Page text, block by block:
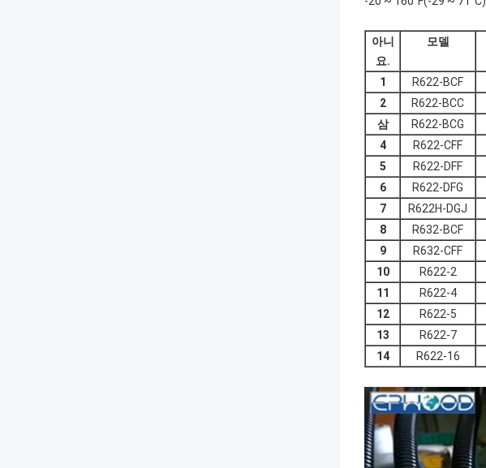
아니
요.
모델
1 R622-BCF
2
R622-BCC
삼
R622-BCG
4
R622-CFF
5
R622-DFF
6
R622-DFG
7
R622H-DGJ
8
R632-BCF
9
R632-CFF
10
R622-2
11
R622-4
12
R622-5
13
R622-7
14
R622-16